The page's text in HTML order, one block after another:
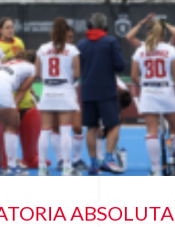
ABSOLUTA